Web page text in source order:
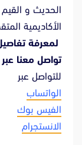
الحديث و القيم
الأكاديمية
لمعرفة
تواصل معنا
للتواصل عبر
الواتساب
الفيس بوك
الانستجرام